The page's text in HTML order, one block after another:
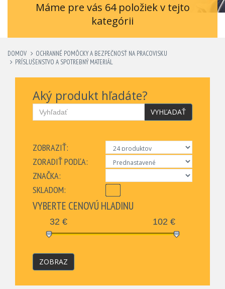
Máme pre vás 64 položiek v tejto
kategórii
DOMOV
OCHRANNÉ POMÔCKY A BEZPEČNOSŤ NA PRACOVISKU
PRÍSLUŠENSTVO A SPOTREBNÝ MATERIÁL
Aký produkt hľadáte?
VYHĽADAŤ
ZOBRAZIŤ:
ZORADIŤ PODĽA:
ZNAČKA:
SKLADOM:
VYBERTE CENOVÚ HLADINU
32 € 102 €
ZOBRAZ